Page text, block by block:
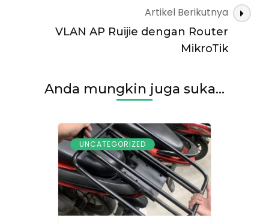
Artikel Berikutnya
VLAN AP Ruijie dengan Router
MikroTik
Anda mungkin juga suka...
UNCATEGORIZED